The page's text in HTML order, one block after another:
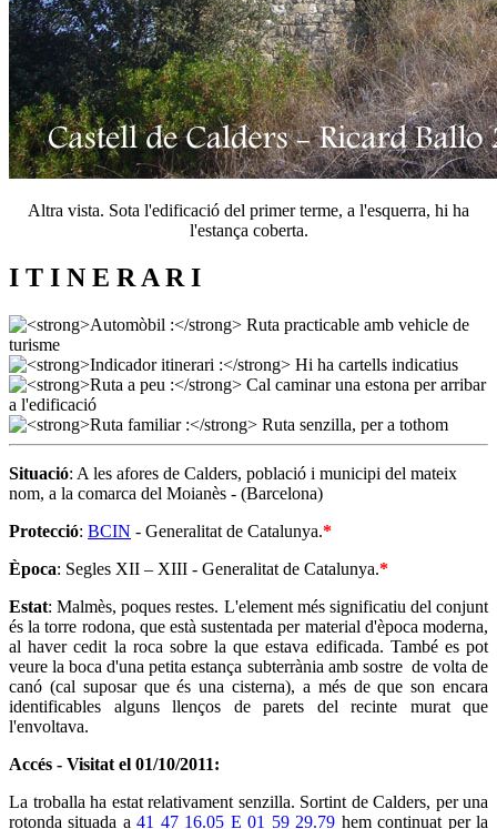
Altra vista. Sota l'edificació del primer terme, a l'esquerra, hi ha
l'estança coberta.
I T I N E R A R I
Situació: A les afores de Calders, població i municipi del mateix
nom, a la comarca del Moianès - (Barcelona)
Protecció: BCIN - Generalitat de Catalunya.*
Època: Segles XII – XIII - Generalitat de Catalunya.*
Estat: Malmès, poques restes. L'element més significatiu del conjunt
és la torre rodona, que està sustentada per material d'època moderna,
al haver cedit la roca sobre la que estava edificada. També es pot
veure la boca d'una petita estança subterrània amb sostre de volta de
canó (cal suposar que és una cisterna), a més de que son encara
identificables alguns llenços de parets del recinte murat que
l'envoltava.
Accés - Visitat el 01/10/2011:
La troballa ha estat relativament senzilla. Sortint de Calders, per una
rotonda situada a41 47 16.05 E 01 59 29.79 hem continuat per la